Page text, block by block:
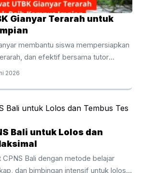
Gianyar Terarah untuk
membantu siswa mempersiapkan
dan efektif bersama tutor
meningkatkan peluang lolos PTN
masuk perguruan tinggi negeri
ke tahun. Oleh karena itu, banyak
metode belajar yang lebih efektif agar
dengan percaya diri. Salah satu
diminati adalah les privat UTBK
pembelajaran yang lebih fokus,
2026
Bali untuk Lolos dan
Bali dengan metode belajar
dan bimbingan intensif untuk lolos